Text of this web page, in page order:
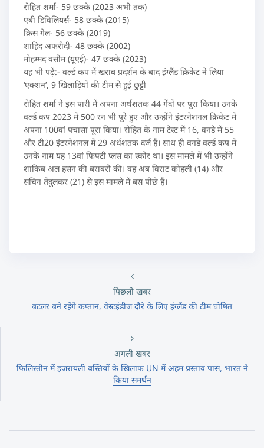
रोहित शर्मा- 59 छक्के (2023 अभी तक)
एबी डिविलियर्स- 58 छक्के (2015)
क्रिस गेल- 56 छक्के (2019)
शाहिद अफरीदी- 48 छक्के (2002)
मोहम्मद वसीम (यूएई)- 47 छक्के (2023)
यह भी पढ़ें:- वर्ल्ड कप में खराब प्रदर्शन के बाद इंग्लैंड क्रिकेट ने लिया
‘एक्शन’, 9 खिलाड़ियों की टीम से हुई छुट्टी
रोहित शर्मा ने इस पारी में अपना अर्धशतक 44 गेंदों पर पूरा किया। उनके
वर्ल्ड कप 2023 में 500 रन भी पूरे हुए और उन्होंने इंटरनेशनल क्रिकेट में
अपना 100वां पचासा पूरा किया। रोहित के नाम टेस्ट में 16, वनडे में 55
और टी20 इंटरनेशनल में 29 अर्धशतक दर्ज हैं। साथ ही वनडे वर्ल्ड कप में
उनके नाम यह 13वां फिफ्टी प्लस का स्कोर था। इस मामले में भी उन्होंने
शाकिब अल हसन की बराबरी की। वह अब विराट कोहली (14) और
सचिन तेंदुलकर (21) से इस मामले में बस पीछे हैं।
पिछली खबर
बटलर बने रहेंगे कप्तान, वेस्टइंडीज दौरे के लिए इंग्लैंड की टीम घोषित
अगली खबर
फिलिस्तीन में इजरायली बस्तियों के खिलाफ UN में अहम प्रस्ताव पास, भारत ने
किया समर्थन